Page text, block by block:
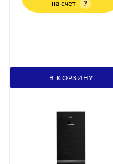
на счет ?
В КОРЗИНУ